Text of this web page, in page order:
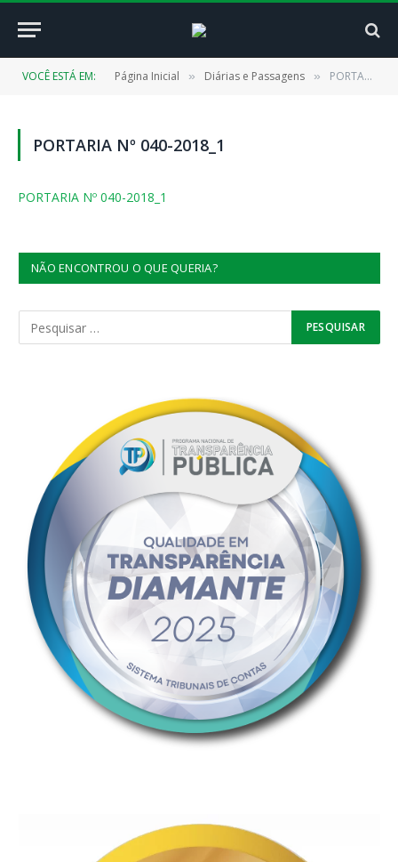
VOCÊ ESTÁ EM: Página Inicial » Diárias e Passagens » PORTARIA Nº 040-2018_1
PORTARIA Nº 040-2018_1
PORTARIA Nº 040-2018_1
NÃO ENCONTROU O QUE QUERIA?